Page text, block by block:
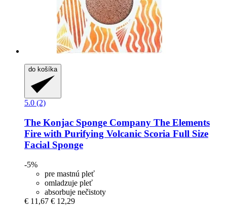
do košíka
5.0 (2)
The Konjac Sponge Company The Elements
Fire with Purifying Volcanic Scoria Full Size
Facial Sponge
-5%
pre mastnú pleť
omladzuje pleť
absorbuje nečistoty
€ 11,67 € 12,29